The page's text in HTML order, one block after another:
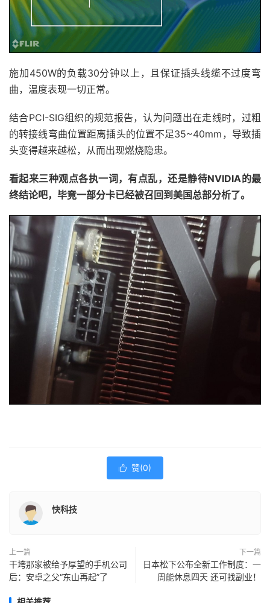
施加450W的负载30分钟以上，且保证插头线缆不过度弯
曲，温度表现一切正常。
结合PCI-SIG组织的规范报告，认为问题出在走线时，过粗
的转接线弯曲位置距离插头的位置不足35~40mm，导致插
头变得越来越松，从而出现燃烧隐患。
看起来三种观点各执一词，有点乱，还是静待NVIDIA的最
终结论吧，毕竟一部分卡已经被召回到美国总部分析了。
 赞(0)
快科技
上一篇
干垮那家被给予厚望的手机公司
后：安卓之父“东山再起”了
下一篇
日本松下公布全新工作制度：一
周能休息四天 还可找副业！